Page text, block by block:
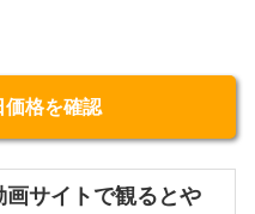
価格を確認
サイトで観るとや